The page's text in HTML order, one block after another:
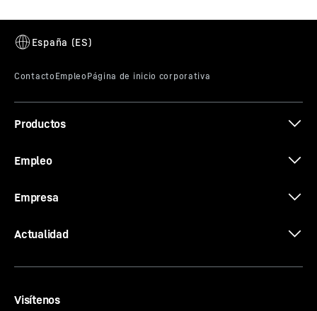
Productos
Empleo
Empresa
Actualidad
Visítenos